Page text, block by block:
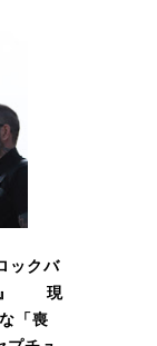
ックバ
』 現
「喪